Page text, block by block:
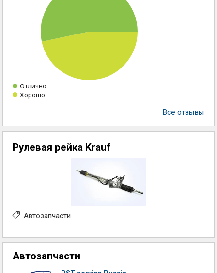
Отлично
Хорошо
Все отзывы
Рулевая рейка Krauf
Автозапчасти
Автозапчасти